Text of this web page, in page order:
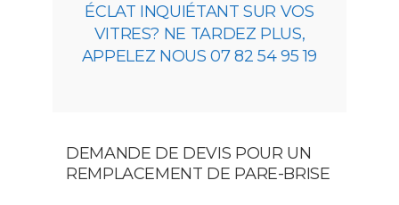
ÉCLAT INQUIÉTANT SUR VOS
VITRES? NE TARDEZ PLUS,
APPELEZ NOUS 07 82 54 95 19
DEMANDE DE DEVIS POUR UN
REMPLACEMENT DE PARE-BRISE